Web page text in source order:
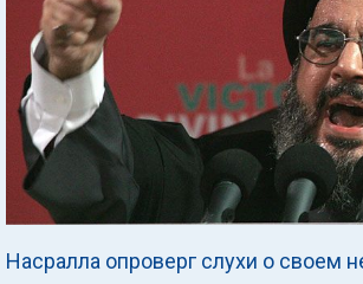
Насралла опроверг слухи о своем